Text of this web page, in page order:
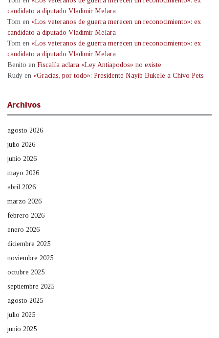
candidato a diputado Vladimir Melara
Tom en «Los veteranos de guerra merecen un reconocimiento»: ex
candidato a diputado Vladimir Melara
Tom en «Los veteranos de guerra merecen un reconocimiento»: ex
candidato a diputado Vladimir Melara
Benito en Fiscalía aclara «Ley Antiapodos» no existe
Rudy en «Gracias, por todo»: Presidente Nayib Bukele a Chivo Pets
Archivos
agosto 2026
julio 2026
junio 2026
mayo 2026
abril 2026
marzo 2026
febrero 2026
enero 2026
diciembre 2025
noviembre 2025
octubre 2025
septiembre 2025
agosto 2025
julio 2025
junio 2025